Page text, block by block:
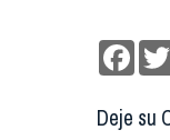
Deje su